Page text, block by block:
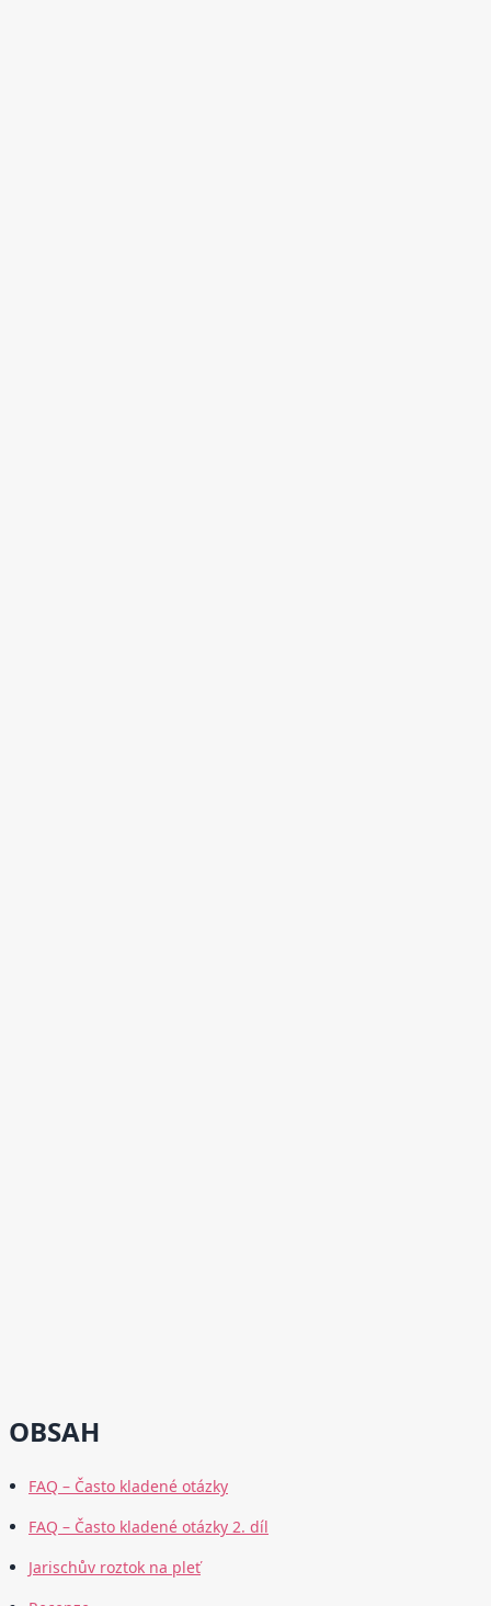
OBSAH
FAQ – Často kladené otázky
FAQ – Často kladené otázky 2. díl
Jarischův roztok na pleť